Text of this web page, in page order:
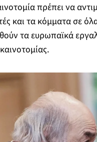
πρέπει να
και τα κόμματα σε
τα ευρωπαϊκά